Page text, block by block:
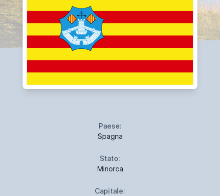
Paese:
Spagna
Stato:
Minorca
Capitale: